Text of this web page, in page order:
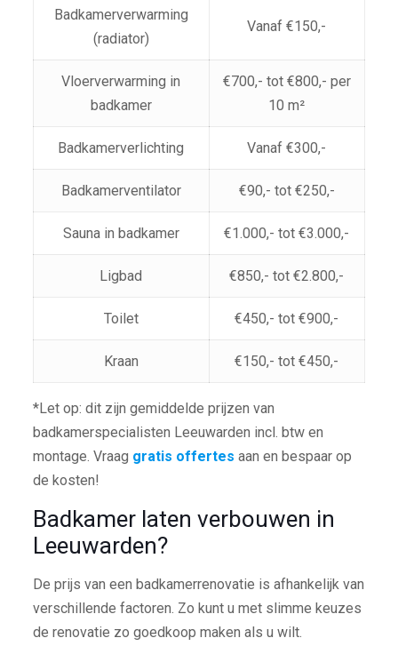
Badkamerverwarming
(radiator)
Vanaf €150,-
Vloerverwarming in
badkamer
€700,- tot €800,- per
10 m²
Badkamerverlichting Vanaf €300,-
Badkamerventilator €90,- tot €250,-
Sauna in badkamer €1.000,- tot €3.000,-
Ligbad €850,- tot €2.800,-
Toilet €450,- tot €900,-
Kraan €150,- tot €450,-
*Let op: dit zijn gemiddelde prijzen van
badkamerspecialisten Leeuwarden incl. btw en
montage. Vraag gratis offertes aan en bespaar op
de kosten!
Badkamer laten verbouwen in
Leeuwarden?
De prijs van een badkamerrenovatie is afhankelijk van
verschillende factoren. Zo kunt u met slimme keuzes
de renovatie zo goedkoop maken als u wilt.